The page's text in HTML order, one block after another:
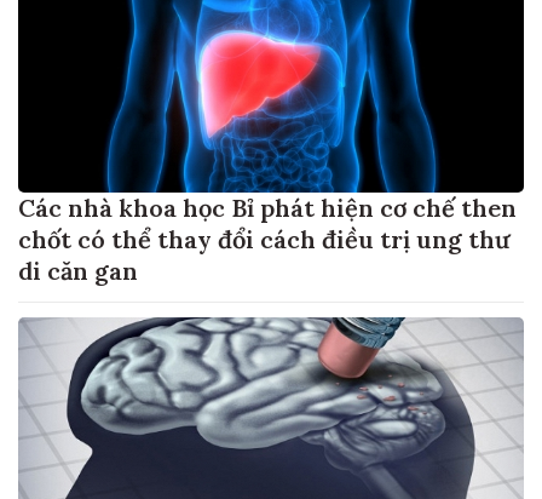
Các nhà khoa học Bỉ phát hiện cơ chế then
chốt có thể thay đổi cách điều trị ung thư
di căn gan